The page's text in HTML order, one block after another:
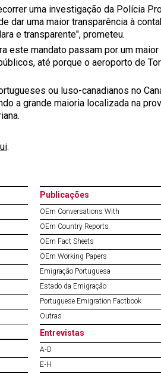
uma investigação da Polícia
dar uma maior transparência à
e transparente", prometeu.
este mandato passam por um
até porque o aeroporto de
ou luso-canadianos no
a grande maioria localizada na
.
Publicações
OEm Conversations With
OEm Country Reports
OEm Fact Sheets
OEm Working Papers
Emigração Portuguesa
Estado da Emigração
Portuguese Emigration Factbook
Outras
Entrevistas
A‐D
E‐H